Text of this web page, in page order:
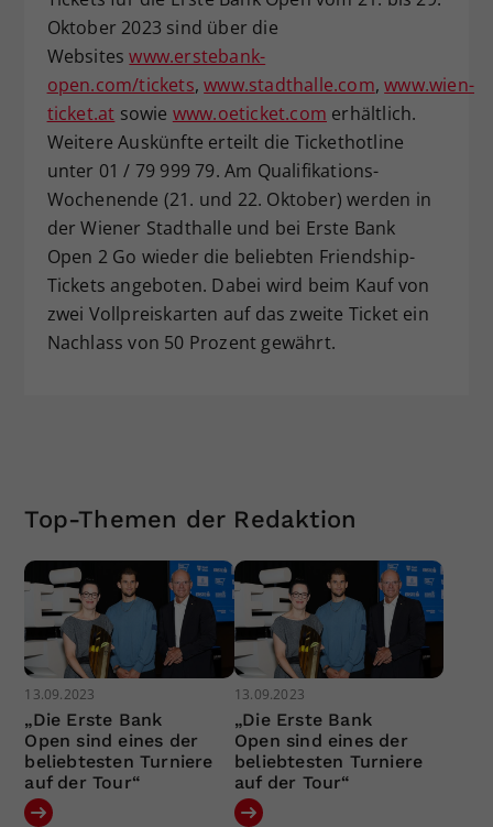
Oktober 2023 sind über die
Websiteswww.erstebank-
open.com/tickets,www.stadthalle.com,www.wien-
ticket.at sowie www.oeticket.com erhältlich.
Weitere Auskünfte erteilt die Tickethotline
unter 01 / 79 999 79. Am Qualifikations-
Wochenende (21. und 22. Oktober) werden in
der Wiener Stadthalle und bei Erste Bank
Open 2 Go wieder die beliebten Friendship-
Tickets angeboten. Dabei wird beim Kauf von
zwei Vollpreiskarten auf das zweite Ticket ein
Nachlass von 50 Prozent gewährt.
Top-Themen der Redaktion
13.09.2023
„Die Erste Bank
Open sind eines der
beliebtesten Turniere
auf der Tour“
13.09.2023
„Die Erste Bank
Open sind eines der
beliebtesten Turniere
auf der Tour“